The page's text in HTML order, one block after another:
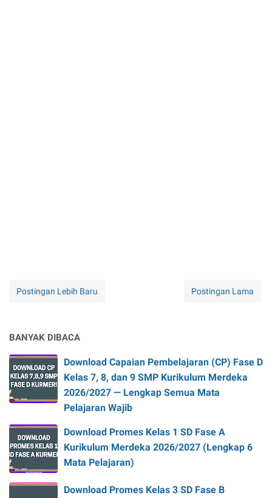
Postingan Lebih Baru Postingan Lama
BANYAK DIBACA
Download Capaian Pembelajaran (CP) Fase D
Kelas 7, 8, dan 9 SMP Kurikulum Merdeka
2026/2027 — Lengkap Semua Mata
Pelajaran Wajib
Download Promes Kelas 1 SD Fase A
Kurikulum Merdeka 2026/2027 (Lengkap 6
Mata Pelajaran)
Download Promes Kelas 3 SD Fase B